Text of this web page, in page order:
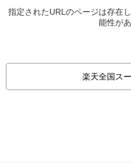
指定されたURLのページは存在
能性が
楽天全国ス